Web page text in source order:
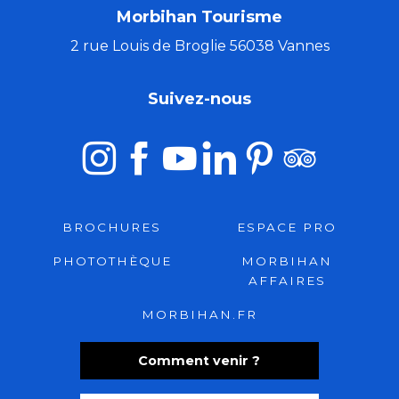
Morbihan Tourisme
2 rue Louis de Broglie 56038 Vannes
Comment venir ?
Suivez-nous
BROCHURES ESPACE PRO
PHOTOTHÈQUE
MORBIHAN
AFFAIRES
MORBIHAN.FR